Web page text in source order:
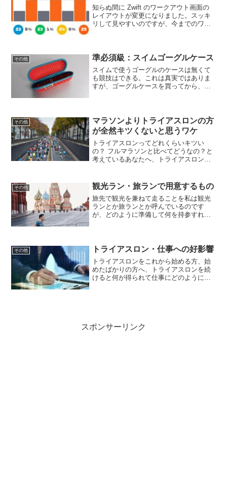
知らぬ間に Zwift のワークアウト画面の
レイアウトが変更になりました。スッキ
リして見やすいのですが、今までのワー
画面...
その他 準必須級：スイムゴーグルケース
スイムで使うゴーグルのケースは無くて
も競技はできる。これは真実ではありま
すが、ゴーグルケースを買ってから、私
記事では、ゴーグルケー...
その他
マラソンよりトライアスロンの方
が全然キツくないと思うワケ
トライアスロンってどれくらいキツい
の？ フルマラソンと比べてどうなの？と
考えているあなたへ、トライアスロンの
番負荷が高いランは 体重を100%脚で受
け止め続ける競技で...
その他 観光ラン・旅ランで用意するもの
旅先で観光を兼ねて走ることを私は観光
ランとか旅ランとか呼んでいるのです
が、どのように準備して何を持参すれば
土地を走るので、地...
その他 トライアスロン・仕事への好影響
トライアスロンをこれから始める方、始
めたばかりの方へ、トライアスロンを続
けると何が得られて仕事にどのように役
スポンサーリンク